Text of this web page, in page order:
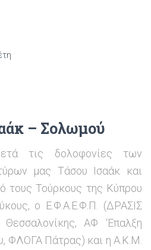
– Σολωμού
τις δολοφονίες των
μας Τάσου Ισαάκ και
τους Τούρκους της Κύπρου
ο Ε.Φ.Α.Ε.Φ.Π. (ΔΡΑΣΙΣ
ΑΦ ‘Επαλξη
ΦΛΟΓΑ Πάτρας) και η Α.Κ.Μ.